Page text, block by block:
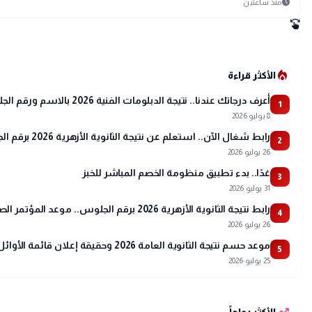
scheduleمنذ ساعتين
swipe
local_fire_departmentالأكثر قراءة
1 أعرف درجاتك عندنا.. نتيجة الدبلومات الفنية 2026 بالاسم ورقم الجلوس
8 يوليو 2026
2 رابط شغال الآن.. استعلم عن نتيجة الثانوية الأزهرية 2026 برقم الجلوس عبر بوابة الأزهر
26 يوليو 2026
3 غدًا.. بدء تطبيق منظومة الخصم المباشر للخبز
31 يوليو 2026
4 رابط نتيجة الثانوية الأزهرية 2026 برقم الجلوس.. موعد المؤتمر الصحفي وتفاصيل أسماء الأوائل
26 يوليو 2026
5 موعد حسم نتيجة الثانوية العامة 2026 وحقيقة إعلان قائمة الأوائل
25 يوليو 2026